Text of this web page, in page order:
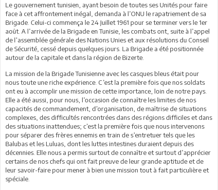
Le gouvernement tunisien, ayant besoin de toutes ses Unités pour faire
face à cet affrontement inégal, demanda à l’ONU le rapatriement de sa
Brigade. Celui-ci commença le 24 Juillet 1961 pour se terminer vers le 1er
août. A l’arrivée de la Brigade en Tunisie, les combats ont, suite à l’appel
de l’assemblée générale des Nations Unies et aux résolutions du Conseil
de Sécurité, cessé depuis quelques jours. La Brigade a été positionnée
autour de la capitale et dans la région de Bizerte.
La mission de la Brigade Tunisienne avec les casques bleus était pour
nous toute une riche expérience. C’est la première fois que nos soldats
ont eu à accomplir une mission de cette importance, loin de notre pays.
Elle a été aussi, pour nous, l’occasion de connaître les limites de nos
capacités de commandement, d’organisation, de maîtrise de situations
complexes, des difficultés rencontrées dans des régions difficiles et dans
des situations inattendues; c’est la première fois que nous intervenons
pour séparer des frères ennemis en train de s’entretuer tels que les
Balubas et les Luluas, dont les luttes intestines duraient depuis des
décennies. Elle nous a permis surtout de connaître et surtout d’apprécier
certains de nos chefs qui ont fait preuve de leur grande aptitude et de
leur savoir-faire pour mener à bien une mission tout à fait particulière et
spéciale.